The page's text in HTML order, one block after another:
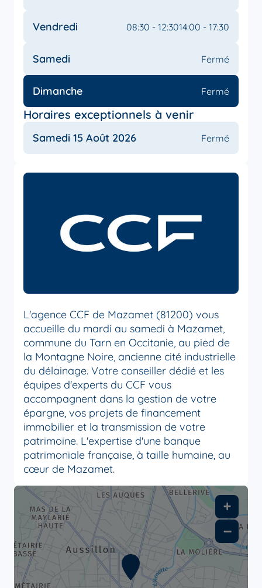
Vendredi 08:30 - 12:3014:00 - 17:30
Samedi Fermé
Dimanche Fermé
Horaires exceptionnels à venir
Samedi 15 Août 2026 Fermé
L'agence CCF de Mazamet (81200) vous
accueille du mardi au samedi à Mazamet,
commune du Tarn en Occitanie, au pied de
la Montagne Noire, ancienne cité industrielle
du délainage. Votre conseiller dédié et les
équipes d'experts du CCF vous
accompagnent dans la gestion de votre
épargne, vos projets de financement
immobilier et la transmission de votre
patrimoine. L'expertise d'une banque
patrimoniale française, à taille humaine, au
cœur de Mazamet.
+
−